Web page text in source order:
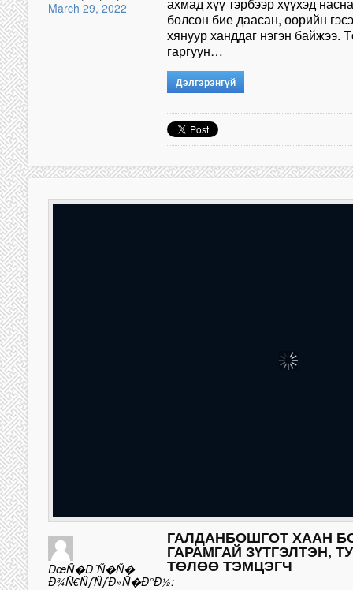
March 29, 2022
болсон бие даасан, өөрийн
хянуур ханддаг нэгэн байжээ.
гаргуун…
Дэлгэрэнгүй
ÐœÑ�Ð´Ñ�Ñ�
Ð¾Ñ€ÑƒÑƒÐ»Ñ�Ð°Ð½:
ГАЛДАНБОШГОТ ХААН
ГАРАМГАЙ ЗҮТГЭЛТЭН,
ТӨЛӨӨ ТЭМЦЭГЧ